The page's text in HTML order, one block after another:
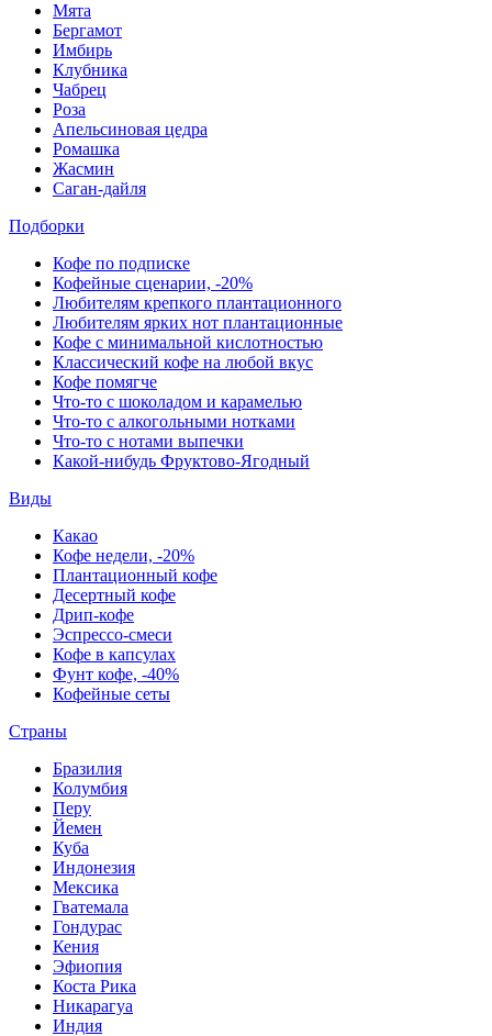
Мята
Бергамот
Имбирь
Клубника
Чабрец
Роза
Апельсиновая цедра
Ромашка
Жасмин
Саган-дайля
Подборки
Кофе по подписке
Кофейные сценарии, -20%
Любителям крепкого плантационного
Любителям ярких нот плантационные
Кофе с минимальной кислотностью
Классический кофе на любой вкус
Кофе помягче
Что-то с шоколадом и карамелью
Что-то с алкогольными нотками
Что-то с нотами выпечки
Какой-нибудь Фруктово-Ягодный
Виды
Какао
Кофе недели, -20%
Плантационный кофе
Десертный кофе
Дрип-кофе
Эспрессо-смеси
Кофе в капсулах
Фунт кофе, -40%
Кофейные сеты
Страны
Бразилия
Колумбия
Перу
Йемен
Куба
Индонезия
Мексика
Гватемала
Гондурас
Кения
Эфиопия
Коста Рика
Никарагуа
Индия